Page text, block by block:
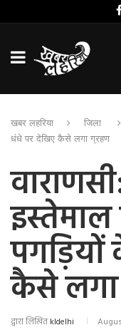
खबर लहरिया जिला
धंधे पर देखिए कैसे लगा ग्रहण
इस्तेमाल
कैसे लगा
द्वारा लिखितkldelhi